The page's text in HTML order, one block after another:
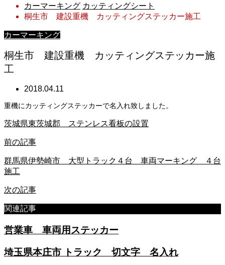
カーマーキング カッティングシート
桐生市 建設重機 カッティングステッカー施工
カーマーキング
桐生市 建設重機 カッティングステッカー施
工
2018.04.11
重機にカッティングステッカーで名入れ致しました。
茨城県東茨城郡 ステンレス看板の設置
前の記事
群馬県伊勢崎市 大型トラック４台 車両マーキング ４台
施工
次の記事
関連記事
営業車 車両用ステッカー
埼玉県本庄市 トラック 切文字 名入れ